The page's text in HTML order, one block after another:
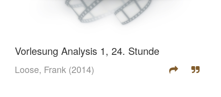
Vorlesung Analysis 1, 24. Stunde
Loose, Frank (2014)